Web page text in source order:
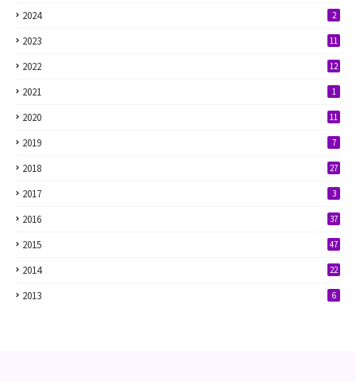
2024 2
2023 11
2022 12
2021 1
2020 11
2019 7
2018 27
2017 3
2016 37
2015 47
2014 22
2013 6